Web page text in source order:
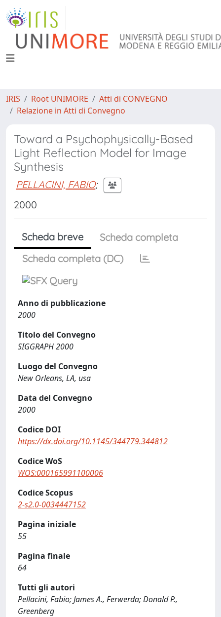
IRIS Root UNIMORE
Atti di CONVEGNO
Relazione in Atti di Convegno
Toward a Psychophysically-Based
Light Reflection Model for Image
Synthesis
PELLACINI, FABIO;
2000
Scheda breve
Scheda completa
Scheda completa (DC)
Anno di pubblicazione
2000
Titolo del Convegno
SIGGRAPH 2000
Luogo del Convegno
New Orleans, LA, usa
Data del Convegno
2000
Codice DOI
https://dx.doi.org/10.1145/344779.344812
Codice WoS
WOS:000165991100006
Codice Scopus
2-s2.0-0034447152
Pagina iniziale
55
Pagina finale
64
Tutti gli autori
Pellacini, Fabio; James A., Ferwerda; Donald P.,
Greenberg